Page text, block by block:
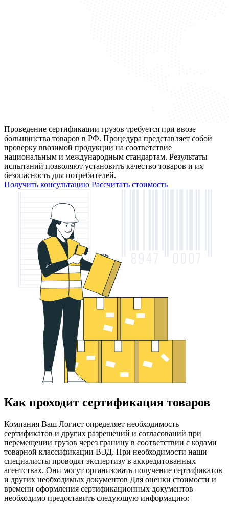
Проведение сертификации грузов требуется при ввозе
большинства товаров в РФ. Процедура представляет собой
проверку ввозимой продукции на соответствие
национальным и международным стандартам. Результаты
испытаний позволяют установить качество товаров и их
безопасность для потребителей.
Получить консультацию Рассчитать стоимость
Как проходит сертификация товаров
Компания Ваш Логист определяет необходимость
сертификатов и других разрешений и согласований при
перемещении грузов через границу в соответствии с кодами
товарной классификации ВЭД. При необходимости наши
специалисты проводят экспертизу в аккредитованных
агентствах. Они могут организовать получение сертификатов
и других необходимых документов Для оценки стоимости и
времени оформления сертификационных документов
необходимо предоставить следующую информацию: